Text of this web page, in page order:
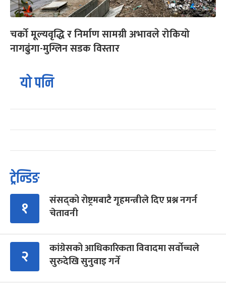
चर्को मूल्यवृद्धि र निर्माण सामग्री अभावले रोकियो
नागढुंगा-मुग्लिन सडक विस्तार
यो पनि
ट्रेन्डिङ
१
संसद्को रोष्ट्रमबाटै गृहमन्त्रीले दिए प्रश्न नगर्न
चेतावनी
२
कांग्रेसको आधिकारिकता विवादमा सर्वोच्चले
सुरुदेखि सुनुवाइ गर्ने